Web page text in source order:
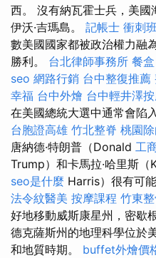
西。 沒有納瓦霍士兵，美
伊沃·吉瑪島。 記帳士 衝刺班
數美國國家都被政治權力融
勝利。 台北律師事務所 餐盒
seo 網路行銷 台中整復推薦
幸福 台中外燴 台中輕井澤
在美國總統大選中通常會陷
台胞證高雄 竹北整脊 桃園
唐納德·特朗普（Donald 工
Trump）和卡馬拉·哈里斯（
seo是什麼 Harris）很有可
法令紋醫美 按摩課程 竹東
好地移動威斯康星州，密歇
德克薩斯州的地理科學位於
和地質時期。 buffet外燴價